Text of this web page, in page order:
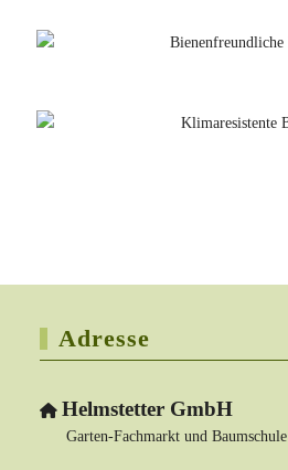
Adresse
Helmstetter GmbH
Garten-Fachmarkt und Baumschule